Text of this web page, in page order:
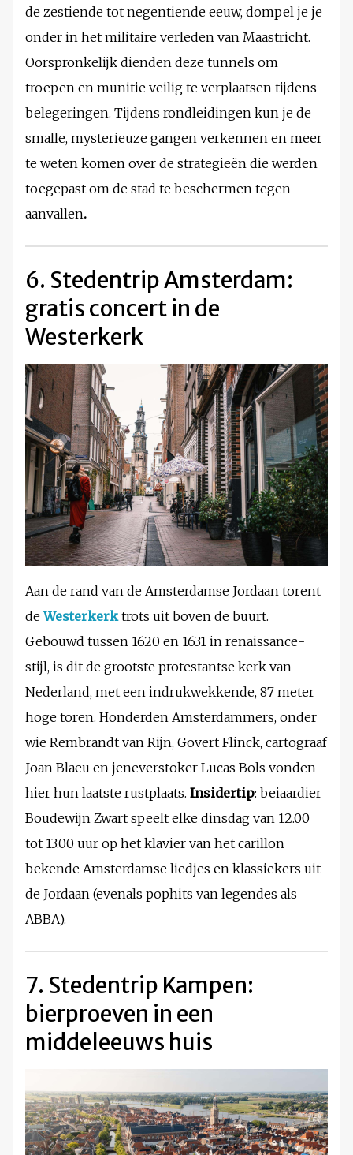
de zestiende tot negentiende eeuw, dompel je je
onder in het militaire verleden van Maastricht.
Oorspronkelijk dienden deze tunnels om
troepen en munitie veilig te verplaatsen tijdens
belegeringen. Tijdens rondleidingen kun je de
smalle, mysterieuze gangen verkennen en meer
te weten komen over de strategieën die werden
toegepast om de stad te beschermen tegen
aanvallen.
6. Stedentrip Amsterdam:
gratis concert in de
Westerkerk
Aan de rand van de Amsterdamse Jordaan torent
deWesterkerktrots uit boven de buurt.
Gebouwd tussen 1620 en 1631 in renaissance-
stijl, is dit de grootste protestantse kerk van
Nederland, met een indrukwekkende, 87 meter
hoge toren. Honderden Amsterdammers, onder
wie Rembrandt van Rijn, Govert Flinck, cartograaf
Joan Blaeu en jeneverstoker Lucas Bols vonden
hier hun laatste rustplaats. Insidertip: beiaardier
Boudewijn Zwart speelt elke dinsdag van 12.00
tot 13.00 uur op het klavier van het carillon
bekende Amsterdamse liedjes en klassiekers uit
de Jordaan (evenals pophits van legendes als
ABBA).
7. Stedentrip Kampen:
bierproeven in een
middeleeuws huis